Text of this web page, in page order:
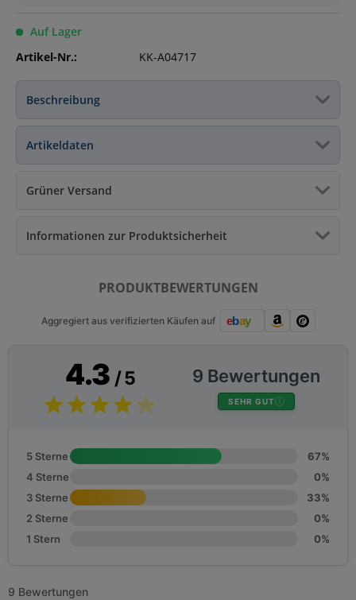
Auf Lager
Artikel-Nr.:
KK-A04717
Beschreibung
Artikeldaten
Grüner Versand
Informationen zur Produktsicherheit
PRODUKTBEWERTUNGEN
Aggregiert aus verifizierten Käufen auf
4.3 / 5 9 Bewertungen
SEHR GUT
5 Sterne
67%
4 Sterne
0%
3 Sterne
33%
2 Sterne
0%
1 Stern
0%
9 Bewertungen